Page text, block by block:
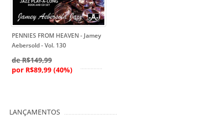
PENNIES FROM HEAVEN - Jamey
Aebersold - Vol. 130
de R$149,99
por R$89,99 (40%)
LANÇAMENTOS